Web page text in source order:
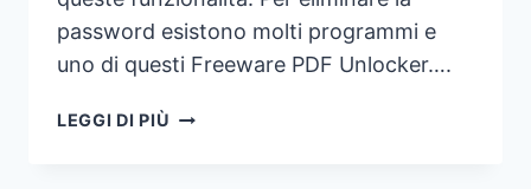
password esistono molti programmi e
uno di questi Freeware PDF Unlocker….
LEGGI DI PIÙ RIMUOVERE